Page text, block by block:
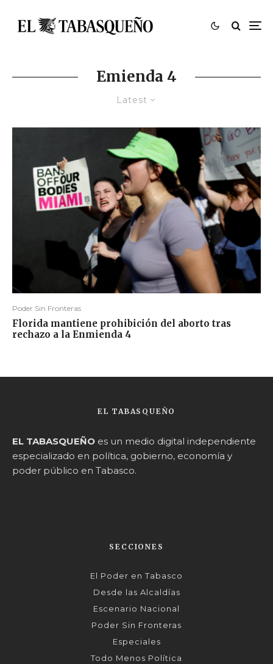
Emienda 4
Latest
Poder Sin Fronteras
Florida mantiene prohibición del aborto tras
rechazo a la Enmienda 4
EL TABASQUEÑO
EL TABASQUEÑO es un medio digital independiente
especializado en política, gobierno, economía y
poder público en Tabasco.
SECCIONES
El Poder en Tabasco
Desde las Alcaldías
Escenario Nacional
Poder Sin Fronteras
Especiales
Todo Menos Política